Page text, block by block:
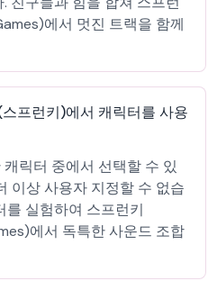
에서 멋진 트랙을 함께
프런키)에서 캐릭터를 사용
릭터 중에서 선택할 수 있
이상 사용자 지정할 수 없습
를 실험하여 스프런키
에서 독특한 사운드 조합